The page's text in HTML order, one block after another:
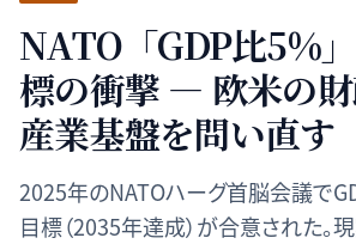
NATO「GDP比5%
標の衝撃 — 欧米の
産業基盤を問い直す
2025年のNATOハーグ首脳会議で
目標（2035年達成）が合意された。